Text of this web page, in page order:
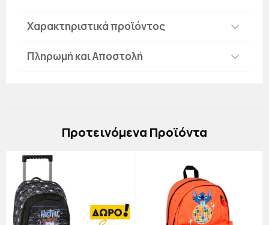
Χαρακτηριστικά προϊόντος
Πληρωμή και Αποστολή
Πρoτεινόμενα Προϊόντα